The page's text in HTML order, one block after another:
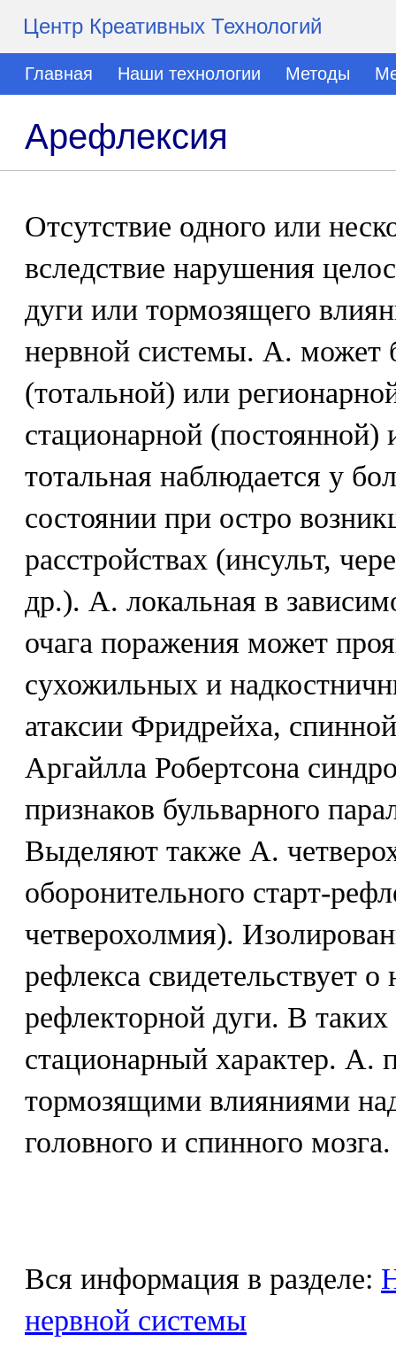
Центр Креативных Технологий
Главная Наши технологии Методы
Арефлексия
Отсутствие одного или
вследствие нарушения
дуги или тормозящего
нервной системы. А. может
(тотальной) или
стационарной
тотальная наблюдается у
состоянии при остро
расстройствах (инсульт,
др.). А. локальная в
очага поражения может
сухожильных и
атаксии Фридрейха,
Аргайлла Робертсона
признаков бульварного
Выделяют также А.
оборонительного старт-
четверохолмия).
рефлекса свидетельствует
рефлекторной дуги. В
стационарный характер. А.
тормозящими влияниями
головного и спинного мозга.
Вся информация в разделе:
нервной системы